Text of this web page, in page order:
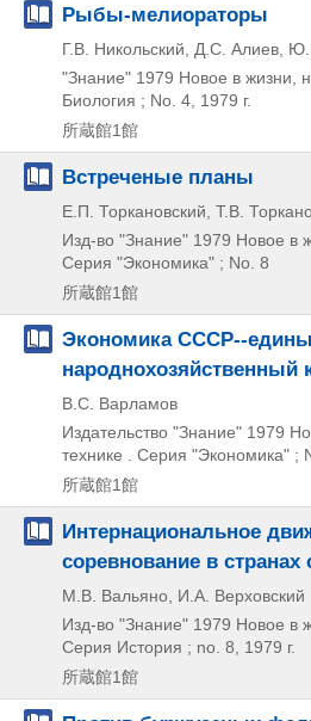
Рыбы-мелиораторы
Г.В. Никольский, Д.С. Алиев,
"Знание" 1979 Новое в жизни,
Биология ; No. 4, 1979 г.
所蔵館1館
Встреченые планы
Е.П. Торкановский, Т.В.
Изд-во "Знание" 1979 Новое в
Серия "Экономика" ; No. 8
所蔵館1館
Экономика СССР--
народнохозяйственный
В.С. Варламов
Издательство "Знание" 1979
технике . Серия "Экономика" ;
所蔵館1館
Интернациональное
соревнование в странах
М.В. Вальяно, И.А. Верховский
Изд-во "Знание" 1979 Новое в
Серия История ; no. 8,
1979 г.
所蔵館1館